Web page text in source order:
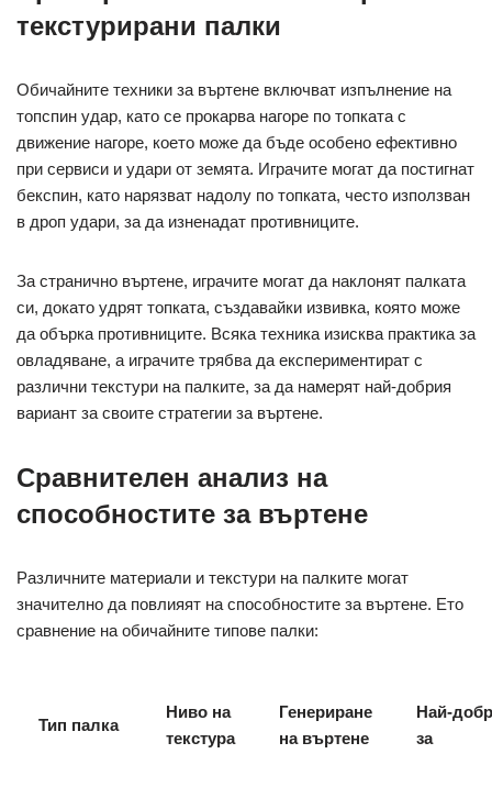
текстурирани палки
Обичайните техники за въртене включват изпълнение на
топспин удар, като се прокарва нагоре по топката с
движение нагоре, което може да бъде особено ефективно
при сервиси и удари от земята. Играчите могат да постигнат
бекспин, като нарязват надолу по топката, често използван
в дроп удари, за да изненадат противниците.
За странично въртене, играчите могат да наклонят палката
си, докато удрят топката, създавайки извивка, която може
да обърка противниците. Всяка техника изисква практика за
овладяване, а играчите трябва да експериментират с
различни текстури на палките, за да намерят най-добрия
вариант за своите стратегии за въртене.
Сравнителен анализ на
способностите за въртене
Различните материали и текстури на палките могат
значително да повлияят на способностите за въртене. Ето
сравнение на обичайните типове палки:
Тип палка
Ниво на
текстура
Генериране
на въртене
Най-
за